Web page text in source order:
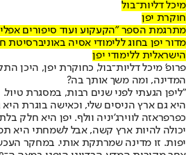
מיכל דליות־בול
חוקרת יפן
מתרגמת הספר "הקעקוע ועוד סיפורים
מדור יפן בחוג ללימודי אסיה
הישראלית ללימודי יפן
פרופ' מיכל דליות־בול, כחוקרת יפן, היכן
המדינה, ומה משך אותך בה?
"ליפן הגעתי לפני שנים רבות, במסגרת
היא גם ארץ הניסים שלי, וכאישה בוגרת
כפרפראזה לווירג'יניה וולף. יפן היא חלק
יכולה להיות ארץ קשה, אבל לשמחתי היא
יפות. זו מדינה שמרתקת אותי. במחקר